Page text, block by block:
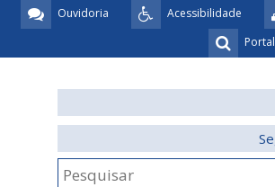
Acessibilidade
Ouvidoria